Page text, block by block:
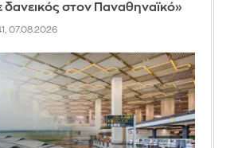
στον Παναθηναϊκό»
07.08.2026